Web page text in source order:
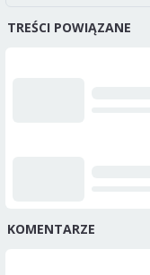
TREŚCI POWIĄZANE
KOMENTARZE